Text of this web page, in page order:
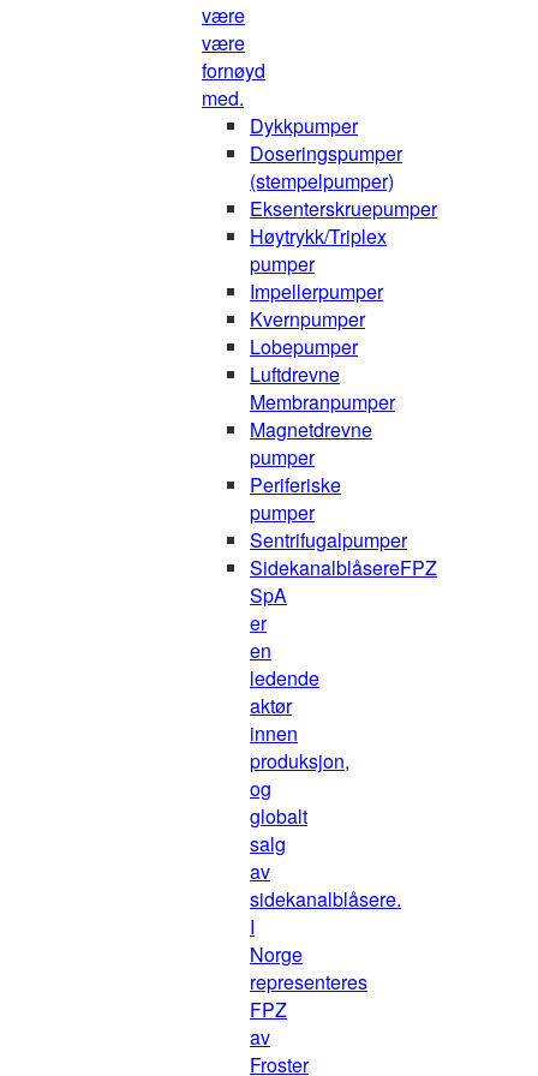
være
være
fornøyd
med.
Dykkpumper
Doseringspumper
(stempelpumper)
Eksenterskruepumper
Høytrykk/Triplex
pumper
Impellerpumper
Kvernpumper
Lobepumper
Luftdrevne
Membranpumper
Magnetdrevne
pumper
Periferiske
pumper
Sentrifugalpumper
SidekanalblåsereFPZ
SpA
er
en
ledende
aktør
innen
produksjon,
og
globalt
salg
av
sidekanalblåsere.
I
Norge
representeres
FPZ
av
Froster